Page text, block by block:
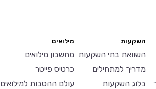
השקעות
השוואת בתי השקעות
מדריך למתחילים
בלוג השקעות
מילואים
מחשבון מילואים
כרטיס פייטר
עולם ההטבות למילואים